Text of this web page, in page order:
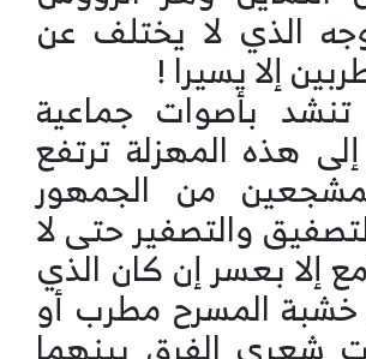
الذي لا يختلف عن
إلا يسيرا !
بأصوات جماعية
إلى هذه المهزلة ترتفع
من الجمهور
والتصفير حتى لا
إلا بعسر إن كان الذي
المسرح مطرب أو